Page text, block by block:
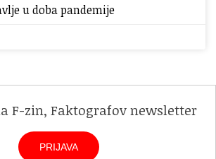
u doba pandemije
F-zin, Faktografov newsletter
PRIJAVA